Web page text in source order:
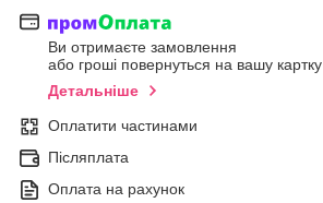
Ви отримаєте замовлення
або гроші повернуться на вашу картку
Детальніше
Оплатити частинами
Післяплата
Оплата на рахунок